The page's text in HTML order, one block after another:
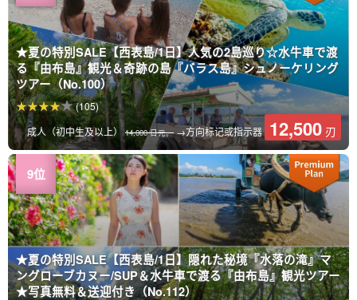
★夏の特別SALE【西表島/1日】人気の2島巡り☆水牛車で渡
る『由布島』観光＆奇跡の島『バラス島』シュノーケリング
ツアー（No.100）
成人（初中生及以上）14,000 日元。→方向标记或指示器 12,500 刃
(105)
★夏の特別SALE【西表島/1日】隠れた秘境『水落の滝』マ
ングローブカヌー/SUP＆水牛車で渡る『由布島』観光ツアー
★写真無料＆送迎付き（No.112）